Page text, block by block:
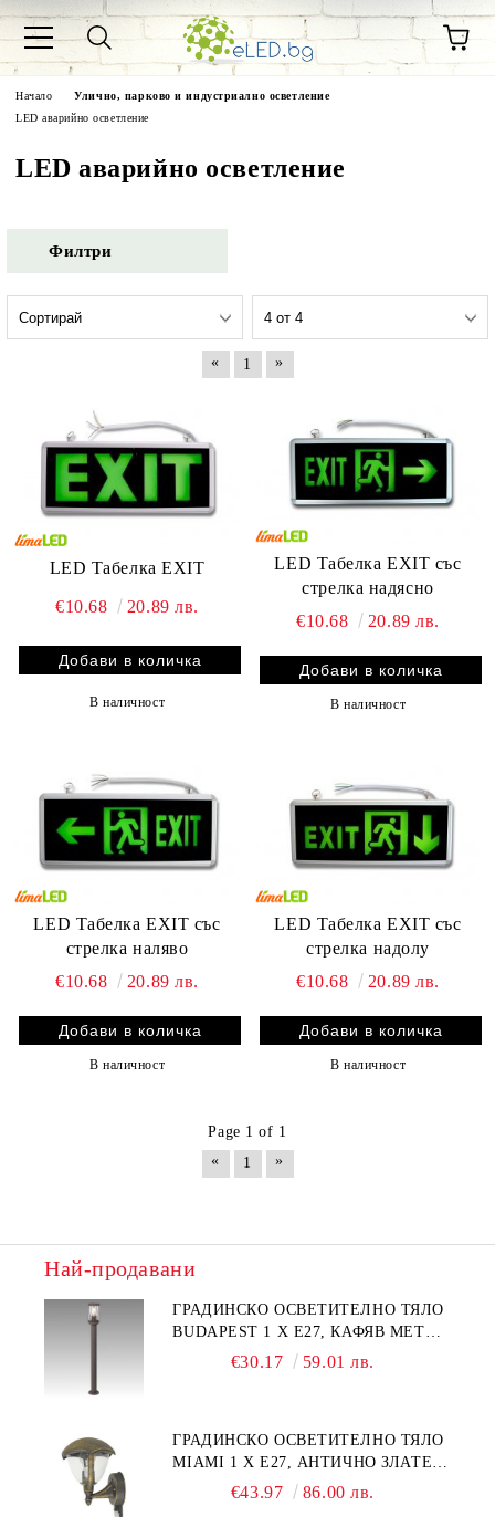
Начало
Улично, парково и индустриално осветление
LED аварийно осветление
LED аварийно осветление
Филтри
« 1 »
LED Табелка EXIT
€10.68 20.89 лв.
В наличност
LED Табелка EXIT със
стрелка надясно
€10.68
20.89 лв.
В наличност
LED Табелка EXIT със
стрелка наляво
€10.68
20.89 лв.
В наличност
LED Табелка EXIT със
стрелка надолу
€10.68
20.89 лв.
В наличност
Page 1 of 1
«
1 »
Най-продавани
ГРАДИНСКО ОСВЕТИТЕЛНО ТЯЛО
BUDAPEST 1 Х Е27, КАФЯВ МЕТАЛ
/ ПРОЗРАЧНА ПЛАСТМАСА
€30.17 59.01 лв.
ГРАДИНСКО ОСВЕТИТЕЛНО ТЯЛО
MIAMI 1 Х Е27, АНТИЧНО ЗЛАТЕН
МЕТАЛ / ПРОЗРАЧНА ПЛАСТМАСА
€43.97 86.00 лв.